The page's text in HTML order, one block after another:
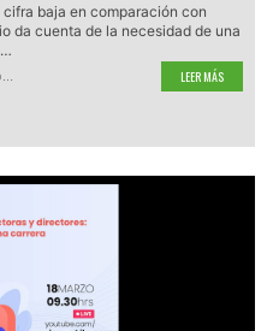
cifra baja en comparación con
da cuenta de la necesidad de una
, LEER MÁS